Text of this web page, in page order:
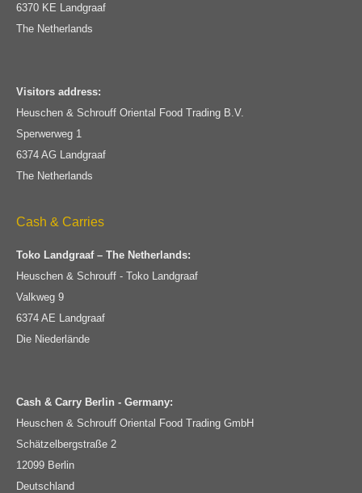
6370 KE Landgraaf
The Netherlands
Visitors address:
Heuschen & Schrouff Oriental Food Trading B.V.
Sperwerweg 1
6374 AG Landgraaf
The Netherlands
Cash & Carries
Toko Landgraaf – The Netherlands:
Heuschen & Schrouff - Toko Landgraaf
Valkweg 9
6374 AE Landgraaf
Die Niederlände
Cash & Carry Berlin - Germany:
Heuschen & Schrouff Oriental Food Trading GmbH
Schätzelbergstraße 2
12099 Berlin
Deutschland